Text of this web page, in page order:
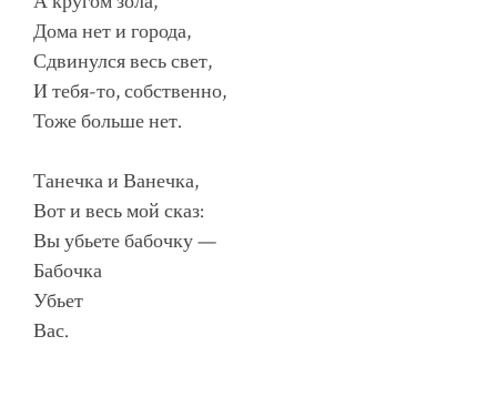
Дома нет и города,
Сдвинулся весь свет,
И тебя-то, собственно,
Тоже больше нет.
Танечка и Ванечка,
Вот и весь мой сказ:
Вы убьете бабочку —
Бабочка
Убьет
Вас.